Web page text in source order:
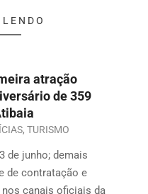
atração
de 359
, TURISMO
de junho; demais
de contratação e
canais oficiais da